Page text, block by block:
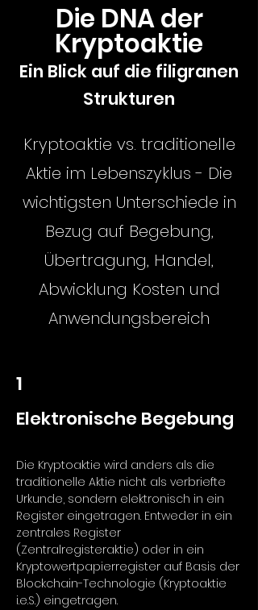
Die DNA der
Kryptoaktie
Ein Blick auf die filigranen
Strukturen
Kryptoaktie vs. traditionelle
Aktie im Lebenszyklus - Die
wichtigsten Unterschiede in
Bezug auf Begebung,
Übertragung, Handel,
Abwicklung Kosten und
Anwendungsbereich
1
Elektronische Begebung
Die Kryptoaktie wird anders als die
traditionelle Aktie nicht als verbriefte
Urkunde, sondern elektronisch in ein
Register eingetragen. Entweder in ein
zentrales Register
(Zentralregisteraktie) oder in ein
Kryptowertpapierregister auf Basis der
Blockchain-Technologie (Kryptoaktie
i.e.S.) eingetragen.